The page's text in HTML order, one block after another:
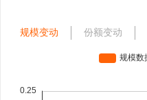
规模变动 份额变动